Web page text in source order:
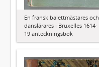
En fransk balettmästares och
danslärares i Bruxelles 1614-
19 anteckningsbok